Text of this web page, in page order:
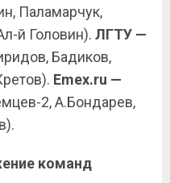
Паламарчук,
й Головин). ЛГТУ —
Бадиков,
Emex.ru —
2, А.Бондарев,
команд